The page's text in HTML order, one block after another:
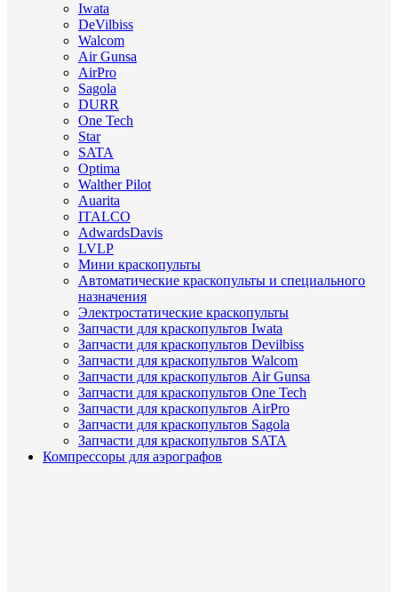
Iwata
DeVilbiss
Walcom
Air Gunsa
AirPro
Sagola
DURR
One Tech
Star
SATA
Optima
Walther Pilot
Auarita
ITALCO
AdwardsDavis
LVLP
Мини краскопульты
Автоматические краскопульты и специального
назначения
Электростатические краскопульты
Запчасти для краскопультов Iwata
Запчасти для краскопультов Devilbiss
Запчасти для краскопультов Walcom
Запчасти для краскопультов Air Gunsa
Запчасти для краскопультов One Tech
Запчасти для краскопультов AirPro
Запчасти для краскопультов Sagola
Запчасти для краскопультов SATA
Компрессоры для аэрографов